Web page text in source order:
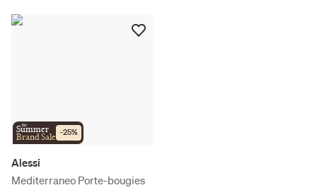
the
Summer
Brand Sale -25%
Alessi
Mediterraneo Porte-bougies